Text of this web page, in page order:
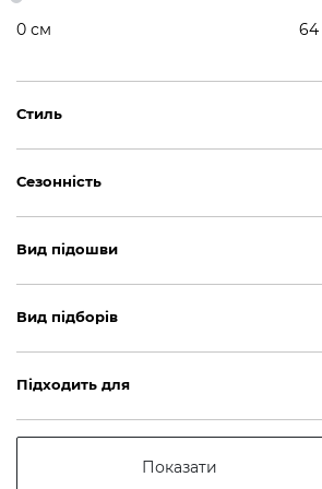
0 см 64
Стиль
Сезонність
Вид підошви
Вид підборів
Підходить для
Показати